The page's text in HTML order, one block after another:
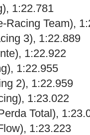
1:22.781
Racing Team),
3), 1:22.889
1:22.922
1:22.955
2), 1:22.959
1:23.022
Total),
1:23.223